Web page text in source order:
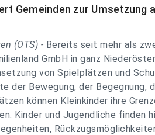
Gemeinden zur
(OTS) - Bereits seit mehr als
GmbH in ganz
von Spielplätzen und
der Bewegung, der Begegnung,
können Kleinkinder ihre
Kinder und Jugendliche finden